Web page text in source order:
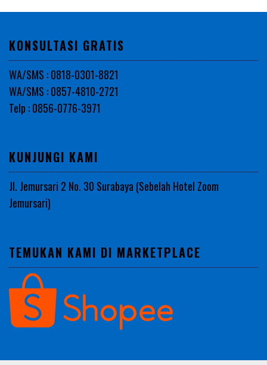
KONSULTASI GRATIS
WA/SMS : 0818-0301-8821
WA/SMS : 0857-4810-2721
Telp : 0856-0776-3971
KUNJUNGI KAMI
Jl. Jemursari 2 No. 30 Surabaya (Sebelah Hotel Zoom
Jemursari)
TEMUKAN KAMI DI MARKETPLACE